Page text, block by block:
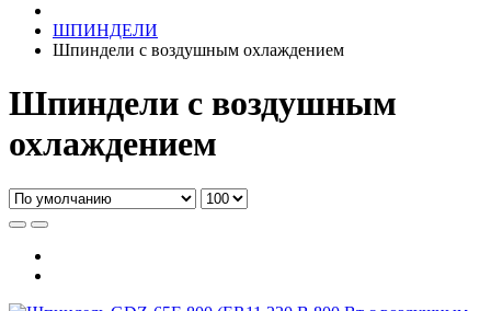
ШПИНДЕЛИ
Шпиндели с воздушным охлаждением
Шпиндели с воздушным
охлаждением